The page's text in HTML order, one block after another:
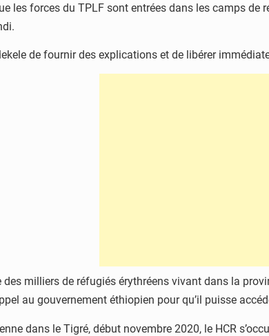
les forces du TPLF sont entrées dans les camps
de fournir des explications et de libérer
des milliers de réfugiés érythréens vivant dans la
au gouvernement éthiopien pour qu’il puisse
dans le Tigré, début novembre 2020, le HCR